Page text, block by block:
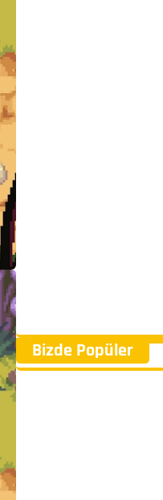
Bizde Popüler